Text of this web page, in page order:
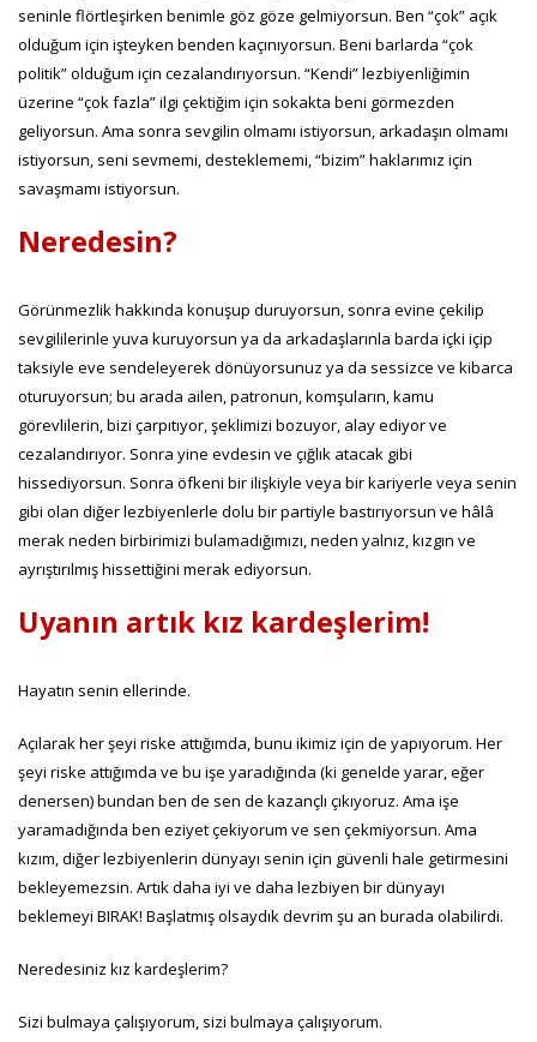
seninle flörtleşirken benimle göz göze gelmiyorsun. Ben “çok” açık
olduğum için işteyken benden kaçınıyorsun. Beni barlarda “çok
politik” olduğum için cezalandırıyorsun. “Kendi” lezbiyenliğimin
üzerine “çok fazla” ilgi çektiğim için sokakta beni görmezden
geliyorsun. Ama sonra sevgilin olmamı istiyorsun, arkadaşın olmamı
istiyorsun, seni sevmemi, desteklememi, “bizim” haklarımız için
savaşmamı istiyorsun.
Neredesin?
Görünmezlik hakkında konuşup duruyorsun, sonra evine çekilip
sevgililerinle yuva kuruyorsun ya da arkadaşlarınla barda içki içip
taksiyle eve sendeleyerek dönüyorsunuz ya da sessizce ve kibarca
oturuyorsun; bu arada ailen, patronun, komşuların, kamu
görevlilerin, bizi çarpıtıyor, şeklimizi bozuyor, alay ediyor ve
cezalandırıyor. Sonra yine evdesin ve çığlık atacak gibi
hissediyorsun. Sonra öfkeni bir ilişkiyle veya bir kariyerle veya senin
gibi olan diğer lezbiyenlerle dolu bir partiyle bastırıyorsun ve hâlâ
merak neden birbirimizi bulamadığımızı, neden yalnız, kızgın ve
ayrıştırılmış hissettiğini merak ediyorsun.
Uyanın artık kız kardeşlerim!
Hayatın senin ellerinde.
Açılarak her şeyi riske attığımda, bunu ikimiz için de yapıyorum. Her
şeyi riske attığımda ve bu işe yaradığında (ki genelde yarar, eğer
denersen) bundan ben de sen de kazançlı çıkıyoruz. Ama işe
yaramadığında ben eziyet çekiyorum ve sen çekmiyorsun. Ama
kızım, diğer lezbiyenlerin dünyayı senin için güvenli hale getirmesini
bekleyemezsin. Artık daha iyi ve daha lezbiyen bir dünyayı
beklemeyi BIRAK! Başlatmış olsaydık devrim şu an burada olabilirdi.
Neredesiniz kız kardeşlerim?
Sizi bulmaya çalışıyorum, sizi bulmaya çalışıyorum.